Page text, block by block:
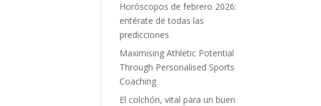
Horóscopos de febrero 2026:
entérate de todas las
predicciones
Maximising Athletic Potential
Through Personalised Sports
Coaching
El colchón, vital para un buen